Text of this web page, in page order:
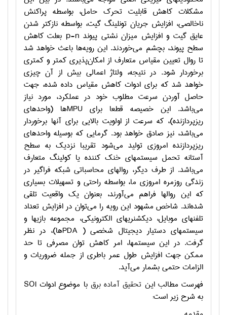
مشكلات كاهش قابليت تحرك حامل، بواسطه پراكنش
ناخالصي، افزايش جريان تونلينگ گيت، بواسطه نازكتر شدن
عايق گيت و افزايش ميزان نشتي پيوند p-n بعلت كاهش
سطح پيوند، بچشم مي‌خوردند. اين رويه‌ها باعث خواهد شد
تا روال تعيين مقياس متعارف از امكان‌پذيري كمتر و كمتري
برخوردار شود. در نتيجه، ولتاژ اعمالي بيش از آن چيزي
خواهد شد كه براي ادوات كاهش مقياس داده شده، جهت
حاصل آوردن سرعت مطلوب خود در عملكرد، مورد نياز
مي‌باشد. اين خصيصه قطعا براي MPUها (واحدهاي
ريزپردازنده)، كه سرعت از اولويت بالايي براي آنها برخوردار
مي‌باشد، نيز صادق خواهد بود. گرمايي كه بوسيله واحدهاي
ريزپردازنده امروزي توليد مي‌شود تقريبا نزديك به سطح
آستانه تحمل سيستمهاي خنك كننده يا كولينگ متعارف
مي‌باشد. از طرف ديگر، روالهاي محاسباتي شبكه فراگير در
زندگي روزمره امروزي ما، بواسطه راحتي و تسهيلات بسياري
كه اين روالها فراهم مي‌آورند، بعنوان يك واقعيت تلقي
شده‌اند. شاخص مشهود اين رويه را مي‌توان در افزايش تعداد
تلفنهاي موبايل، ديكشنريهاي الكترونيكي، مجموعه بازيها و
سيستمهاي دستيار ديجيتال شخصي (PDAها)، در نظر
گرفت. در اين سيستمها، امر كاهش توان مصرفي تا حد
ممكن جهت افزايش طول عمر باطري از جمله ضروريات و
الزامات حتمي بشمار مي‌آيد.
فهرست مطالب این تحقیق آماده برق با موضوع ادوات SOI
به شرح زیر است: